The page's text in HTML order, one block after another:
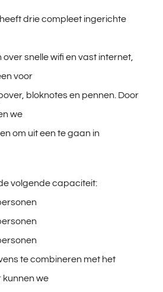
heeft drie compleet ingerichte
over snelle wifi en vast internet,
voor
bloknotes en pennen. Door
we
om uit een te gaan in
volgende capaciteit:
te combineren met het
we